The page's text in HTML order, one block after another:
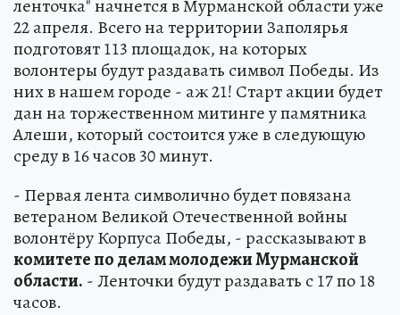
ленточка" начнется в Мурманской области уже
22 апреля. Всего на территории Заполярья
подготовят 113 площадок, на которых
волонтеры будут раздавать символ Победы. Из
них в нашем городе - аж 21! Старт акции будет
дан на торжественном митинге у памятника
Алеши, который состоится уже в следующую
среду в 16 часов 30 минут.
- Первая лента символично будет повязана
ветераном Великой Отечественной войны
волонтёру Корпуса Победы, - рассказывают в
комитете по делам молодежи Мурманской
области. - Ленточки будут раздавать с 17 по 18
часов.